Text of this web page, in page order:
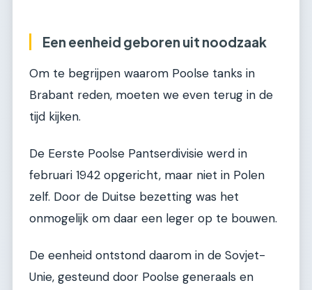
Een eenheid geboren uit noodzaak
Om te begrijpen waarom Poolse tanks in
Brabant reden, moeten we even terug in de
tijd kijken.
De Eerste Poolse Pantserdivisie werd in
februari 1942 opgericht, maar niet in Polen
zelf. Door de Duitse bezetting was het
onmogelijk om daar een leger op te bouwen.
De eenheid ontstond daarom in de Sovjet-
Unie, gesteund door Poolse generaals en